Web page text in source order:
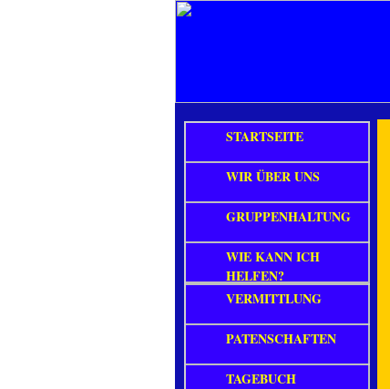
STARTSEITE
WIR ÜBER UNS
GRUPPENHALTUNG
WIE KANN ICH
HELFEN?
VERMITTLUNG
PATENSCHAFTEN
TAGEBUCH